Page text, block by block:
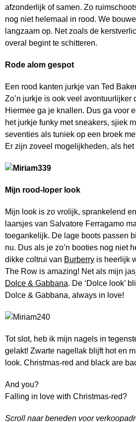
afzonderlijk of samen. Zo
nog niet helemaal in rood. We
langzaam op. Net zoals de
overal begint te schitteren.
Rode alom gespot
Een rood kanten jurkje van Ted
Zo’n jurkje is ook veel avontuurlijker
Hiermee ga je knallen. Dus ga voor
het jurkje funky met sneakers, sjiek
seventies als tuniek op een broek
Er zijn zoveel mogelijkheden, als het
Mijn rood-loper look
Mijn look is zo vrolijk, sprankelend
laarsjes van Salvatore Ferragamo
toegankelijk. De lage boots passen
nu. Dus als je zo’n booties nog niet
dikke coltrui van Burberry is heerlijk
The Row is amazing! Net als mijn
Dolce & Gabbana. De ‘Dolce look’
Dolce & Gabbana, always in love!
Tot slot, heb ik mijn nagels in
gelakt! Zwarte nagellak blijft hot en
look. Christmas-red and black are
And you?
Falling in love with Christmas-red?
Scroll naar beneden voor